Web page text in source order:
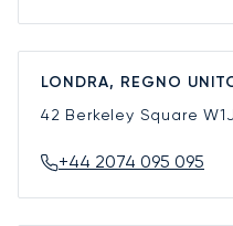
LONDRA, REGNO
42 Berkeley Square
+44 2074 095 095